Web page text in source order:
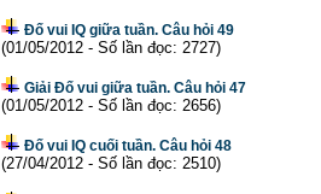
Đố vui IQ giữa tuần. Câu hỏi 49
(01/05/2012 - Số lần đọc: 2727)
Giải Đố vui giữa tuần. Câu hỏi 47
(01/05/2012 - Số lần đọc: 2656)
Đố vui IQ cuối tuần. Câu hỏi 48
(27/04/2012 - Số lần đọc: 2510)